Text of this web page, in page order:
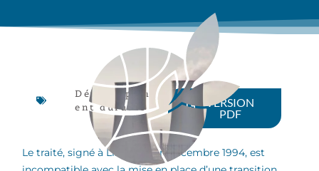
Développem
ent durable
VERSION
PDF
Le traité, signé à Lisbonne en décembre 1994, est